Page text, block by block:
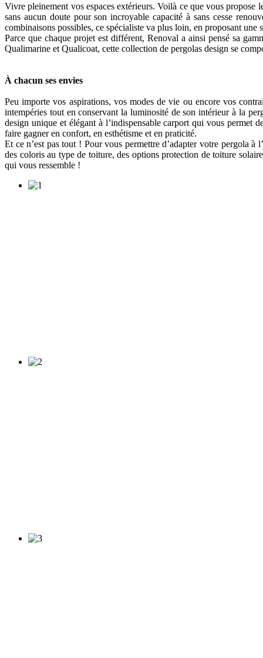
Vivre pleinement vos espaces extérieurs. Voilà ce que vous propose
sans aucun doute pour son incroyable capacité à sans cesse
combinaisons possibles, ce spécialiste va plus loin, en proposant
Parce que chaque projet est différent, Renoval a ainsi pensé sa
Qualimarine et Qualicoat, cette collection de pergolas design se
À chacun ses envies
Peu importe vos aspirations, vos modes de vie ou encore vos
intempéries tout en conservant la luminosité de son intérieur à la
design unique et élégant à l’indispensable carport qui vous permet
faire gagner en confort, en esthétisme et en praticité.
Et ce n’est pas tout ! Pour vous permettre d’adapter votre pergola
des coloris au type de toiture, des options protection de toiture
qui vous ressemble !